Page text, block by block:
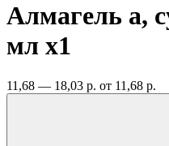
Алмагель а,
мл x1
11,68 — 18,03 р. от 11,68 р.